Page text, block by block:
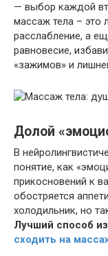
— выбор каждой
массаж тела – это
расслабление, а
равновесие,
«зажимов» и
Долой
В
понятие, как
прикосновений к
обостряется
холодильник, но
Лучший способ
сходить на